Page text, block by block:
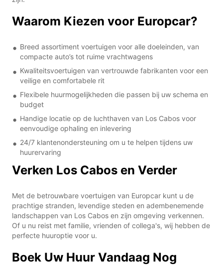
Waarom Kiezen voor Europcar?
Breed assortiment voertuigen voor alle doeleinden, van
compacte auto’s tot ruime vrachtwagens
Kwaliteitsvoertuigen van vertrouwde fabrikanten voor een
veilige en comfortabele rit
Flexibele huurmogelijkheden die passen bij uw schema en
budget
Handige locatie op de luchthaven van Los Cabos voor
eenvoudige ophaling en inlevering
24/7 klantenondersteuning om u te helpen tijdens uw
huurervaring
Verken Los Cabos en Verder
Met de betrouwbare voertuigen van Europcar kunt u de
prachtige stranden, levendige steden en adembenemende
landschappen van Los Cabos en zijn omgeving verkennen.
Of u nu reist met familie, vrienden of collega's, wij hebben de
perfecte huuroptie voor u.
Boek Uw Huur Vandaag Nog